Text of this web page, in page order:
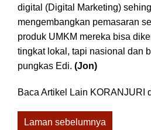
digital (Digital Marketing)
mengembangkan pemasaran
produk UMKM mereka bisa
tingkat lokal, tapi nasional dan
pungkas Edi. (Jon)
Baca Artikel Lain KORANJURI
Laman sebelumnya